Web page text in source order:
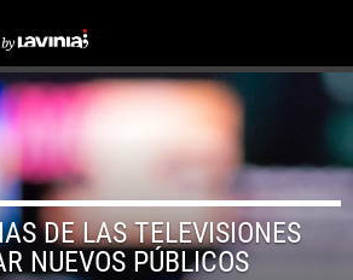
DE LAS TELEVISIONES
NUEVOS PÚBLICOS